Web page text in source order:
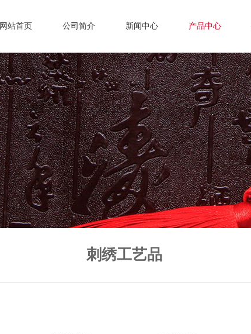
网站首页 公司简介 新闻中心 产品中心
刺绣工艺品